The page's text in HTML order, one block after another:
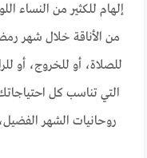
إلهام للكثير من النساء
من الأناقة خلال شهر
للصلاة، أو للخروج، أو
التي تناسب كل
روحانيات الشهر